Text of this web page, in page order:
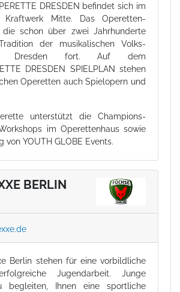
DRESDEN befindet sich im
Kraftwerk Mitte. Das Operetten-
schon über zwei Jahrhunderte
der musikalischen Volks-
Dresden fort. Auf dem
DRESDEN SPIELPLAN stehen
Operetten auch Spielopern und
unterstützt die Champions-
im Operettenhaus sowie
von YOUTH GLOBE Events.
BERLIN
Berlin stehen für eine vorbildliche
Jugendarbeit. Junge
begleiten, Ihnen eine sportliche